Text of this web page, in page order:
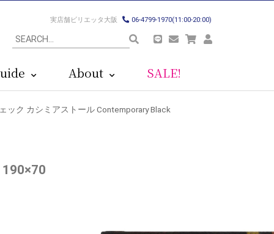
実店舗ビリエッタ大阪 06-4799-1970(11:00-20:00)
About SALE!
ック カシミアストール Contemporary Black